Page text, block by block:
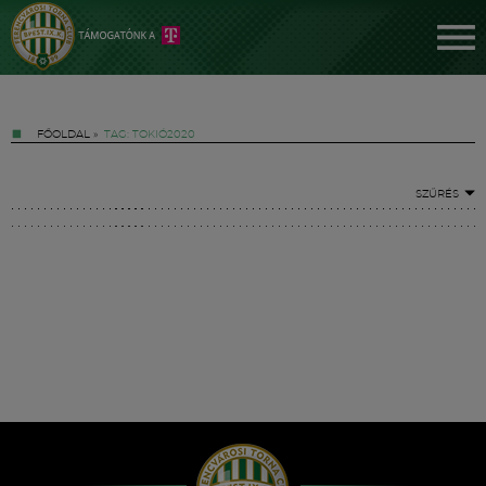
FŐOLDAL » TAG: TOKIÓ2020
SZŰRÉS
Hírek